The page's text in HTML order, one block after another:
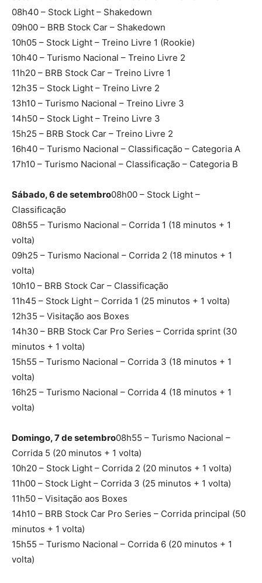
08h40 – Stock Light – Shakedown
09h00 – BRB Stock Car – Shakedown
10h05 – Stock Light – Treino Livre 1 (Rookie)
10h40 – Turismo Nacional – Treino Livre 2
11h20 – BRB Stock Car – Treino Livre 1
12h35 – Stock Light – Treino Livre 2
13h10 – Turismo Nacional – Treino Livre 3
14h50 – Stock Light – Treino Livre 3
15h25 – BRB Stock Car – Treino Livre 2
16h40 – Turismo Nacional – Classificação – Categoria A
17h10 – Turismo Nacional – Classificação – Categoria B
Sábado, 6 de setembro08h00 – Stock Light –
Classificação
08h55 – Turismo Nacional – Corrida 1 (18 minutos + 1
volta)
09h25 – Turismo Nacional – Corrida 2 (18 minutos + 1
volta)
10h10 – BRB Stock Car – Classificação
11h45 – Stock Light – Corrida 1 (25 minutos + 1 volta)
12h35 – Visitação aos Boxes
14h30 – BRB Stock Car Pro Series – Corrida sprint (30
minutos + 1 volta)
15h55 – Turismo Nacional – Corrida 3 (18 minutos + 1
volta)
16h25 – Turismo Nacional – Corrida 4 (18 minutos + 1
volta)
Domingo, 7 de setembro08h55 – Turismo Nacional –
Corrida 5 (20 minutos + 1 volta)
10h20 – Stock Light – Corrida 2 (20 minutos + 1 volta)
11h00 – Stock Light – Corrida 3 (25 minutos + 1 volta)
11h50 – Visitação aos Boxes
14h10 – BRB Stock Car Pro Series – Corrida principal (50
minutos + 1 volta)
15h55 – Turismo Nacional – Corrida 6 (20 minutos + 1
volta)